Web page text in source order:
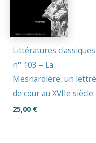
Littératures classiques
n° 103 – La
Mesnardière, un lettré
de cour au XVIIe siècle
25,00 €